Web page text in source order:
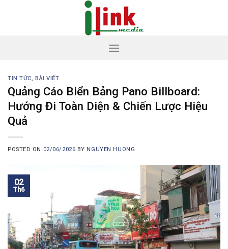
TIN TỨC, BÀI VIẾT
Quảng Cáo Biển Bảng Pano Billboard:
Hướng Đi Toàn Diện & Chiến Lược Hiệu
Quả
POSTED ON 02/06/2026 BY NGUYEN HUONG
02
Th6